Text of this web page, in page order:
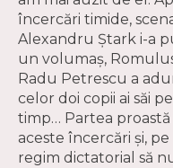
încercări timide,
Alexandru Ştark i-a
un volumaş,
Radu Petrescu a
celor doi copii ai săi
timp… Partea
aceste încercări şi,
regim dictatorial să